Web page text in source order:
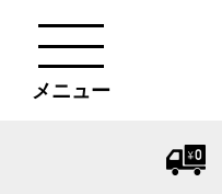
メニュー